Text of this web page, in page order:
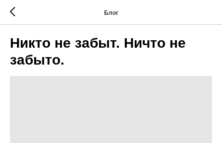
Блог
Никто не забыт. Ничто не
забыто.